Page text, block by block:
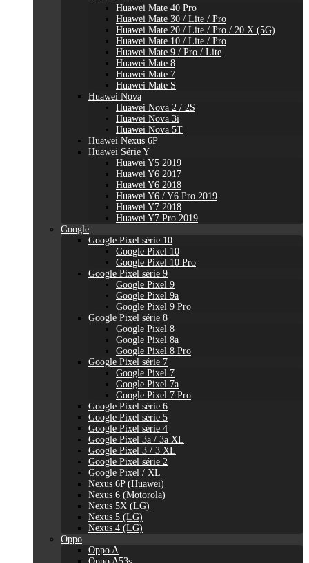
Huawei Mate 40 Pro
Huawei Mate 30 / Lite / Pro
Huawei Mate 20 / Lite / Pro / 20 X (5G)
Huawei Mate 10 / Lite / Pro
Huawei Mate 9 / Pro / Lite
Huawei Mate 8
Huawei Mate 7
Huawei Mate S
Huawei Nova
Huawei Nova 2 / 2S
Huawei Nova 3i
Huawei Nova 5T
Huawei Nexus 6P
Huawei Série Y
Huawei Y5 2019
Huawei Y6 2017
Huawei Y6 2018
Huawei Y6 / Y6 Pro 2019
Huawei Y7 2018
Huawei Y7 Pro 2019
Google
Google Pixel série 10
Google Pixel 10
Google Pixel 10 Pro
Google Pixel série 9
Google Pixel 9
Google Pixel 9a
Google Pixel 9 Pro
Google Pixel série 8
Google Pixel 8
Google Pixel 8a
Google Pixel 8 Pro
Google Pixel série 7
Google Pixel 7
Google Pixel 7a
Google Pixel 7 Pro
Google Pixel série 6
Google Pixel série 5
Google Pixel série 4
Google Pixel 3a / 3a XL
Google Pixel 3 / 3 XL
Google Pixel série 2
Google Pixel / XL
Nexus 6P (Huawei)
Nexus 6 (Motorola)
Nexus 5X (LG)
Nexus 5 (LG)
Nexus 4 (LG)
Oppo
Oppo A